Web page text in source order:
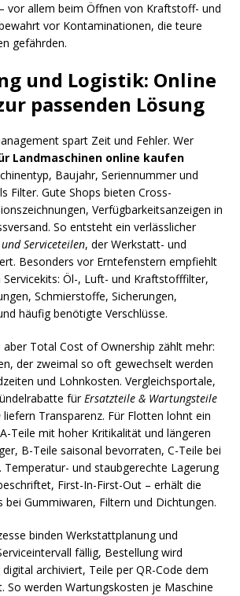
vor allem beim Öffnen von Kraftstoff- und
vor Kontaminationen, die teure
gefährden.
und Logistik: Online
passenden Lösung
spart Zeit und Fehler. Wer
Landmaschinen online kaufen
Baujahr, Seriennummer und
Filter. Gute Shops bieten Cross-
Verfügbarkeitsanzeigen in
So entsteht ein verlässlicher
Serviceteilen, der Werkstatt- und
Besonders vor Erntefenstern empfiehlt
Servicekits: Öl-, Luft- und Kraftstofffilter,
Schmierstoffe, Sicherungen,
häufig benötigte Verschlüsse.
aber Total Cost of Ownership zählt mehr:
der zweimal so oft gewechselt werden
und Lohnkosten. Vergleichsportale,
fürErsatzteile & Wartungsteile
liefern Transparenz. Für Flotten lohnt ein
Teile mit hoher Kritikalität und längeren
B-Teile saisonal bevorraten, C-Teile bei
und staubgerechte Lagerung
First-In-First-Out – erhält die
bei Gummiwaren, Filtern und Dichtungen.
binden Werkstattplanung und
fällig, Bestellung wird
archiviert, Teile per QR-Code dem
So werden Wartungskosten je Maschine